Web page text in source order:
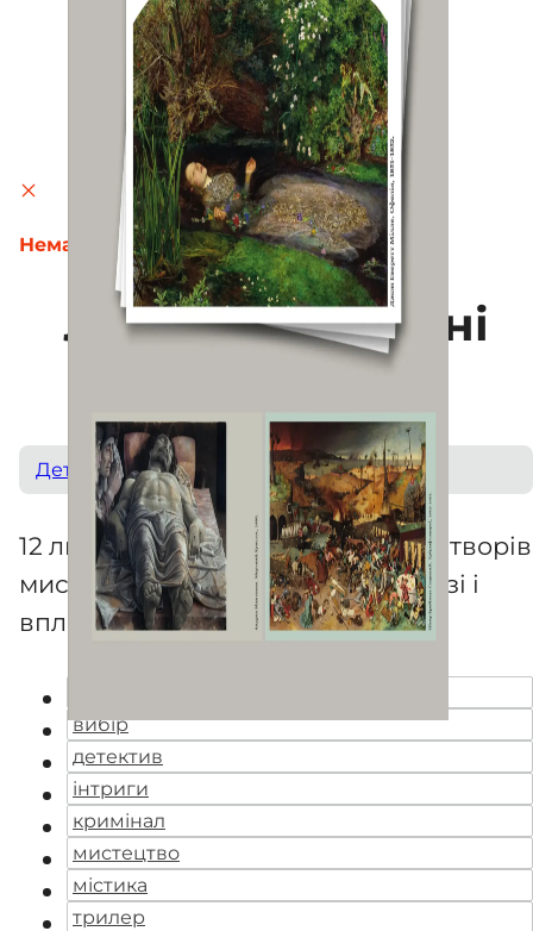
Немає в наявності
Листівки до “Тіні
Детектив
12 листівок із зображеннями всіх творів
мистецтва, які були згадані в книзі і
впливали на її сюжет
вибір
детектив
інтриги
кримінал
мистецтво
містика
трилер